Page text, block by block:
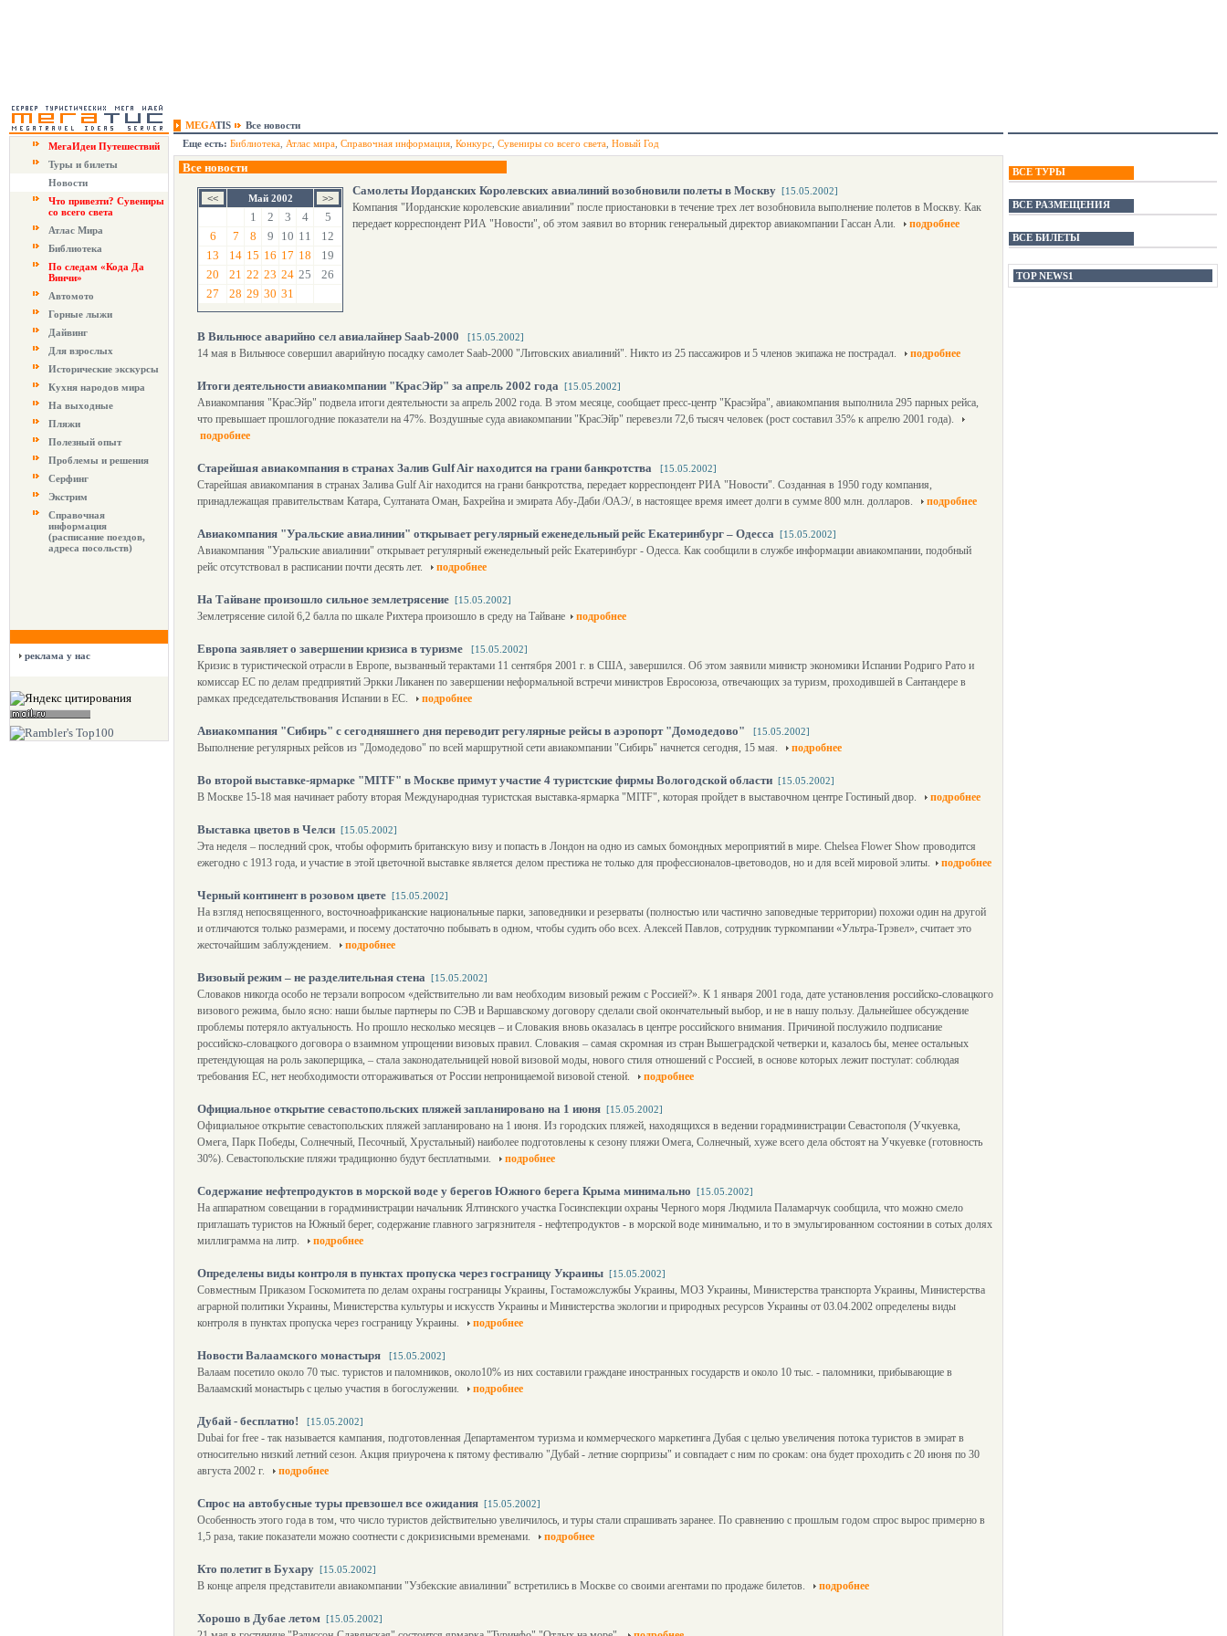
MEGATIS
Все новости
МегаИдеи Путешествий
Туры и билеты
Новости
Что привезти? Сувениры
со всего света
Атлас Мира
Библиотека
По следам «Кода Да
Винчи»
Автомото
Горные лыжи
Дайвинг
Для взрослых
Исторические экскурсы
Кухня народов мира
На выходные
Пляжи
Полезный опыт
Проблемы и решения
Серфинг
Экстрим
Справочная
информация
(расписание поездов,
адреса посольств)
реклама у нас
Еще есть: Библиотека Атлас мира Справочная информация Конкурс Сувениры со всего света Новый Год
Все новости
Май 2002
1 2 3 4
5
6
7 8 9 10 11
12
13
14 15 16 17 18
19
20
21 22 23 24 25
26
27
28 29 30 31
Самолеты Иорданских Королевских авиалиний возобновили полеты в Москву [15.05.2002]
Компания "Иорданские королевские авиалинии" после приостановки в течение трех лет возобновила выполнение полетов в Москву. Как
передает корреспондент РИА "Новости", об этом заявил во вторник генеральный директор авиакомпании Гассан Али.
подробнее
В Вильнюсе аварийно сел авиалайнер Saab-2000 [15.05.2002]
14 мая в Вильнюсе совершил аварийную посадку самолет Saab-2000 "Литовских авиалиний". Никто из 25 пассажиров и 5 членов экипажа не пострадал. подробнее
Итоги деятельности авиакомпании "КрасЭйр" за апрель 2002 года [15.05.2002]
Авиакомпания "КрасЭйр" подвела итоги деятельности за апрель 2002 года. В этом месяце, сообщает пресс-центр "Красэйра", авиакомпания выполнила 295 парных рейса,
что превышает прошлогодние показатели на 47%. Воздушные суда авиакомпании "КрасЭйр" перевезли 72,6 тысяч человек (рост составил 35% к апрелю 2001 года).
подробнее
Старейшая авиакомпания в странах Залив Gulf Air находится на грани банкротства [15.05.2002]
Старейшая авиакомпания в странах Залива Gulf Air находится на грани банкротства, передает корреспондент РИА "Новости". Созданная в 1950 году компания,
принадлежащая правительствам Катара, Султаната Оман, Бахрейна и эмирата Абу-Даби /ОАЭ/, в настоящее время имеет долги в сумме 800 млн. долларов.
подробнее
Авиакомпания "Уральские авиалинии" открывает регулярный еженедельный рейс Екатеринбург – Одесса [15.05.2002]
Авиакомпания "Уральские авиалинии" открывает регулярный еженедельный рейс Екатеринбург - Одесса. Как сообщили в службе информации авиакомпании, подобный
рейс отсутствовал в расписании почти десять лет.
подробнее
На Тайване произошло сильное землетрясение [15.05.2002]
Землетрясение силой 6,2 балла по шкале Рихтера произошло в среду на Тайване подробнее
Европа заявляет о завершении кризиса в туризме [15.05.2002]
Кризис в туристической отрасли в Европе, вызванный терактами 11 сентября 2001 г. в США, завершился. Об этом заявили министр экономики Испании Родриго Рато и
комиссар ЕС по делам предприятий Эркки Ликанен по завершении неформальной встречи министров Евросоюза, отвечающих за туризм, проходившей в Сантандере в
рамках председательствования Испании в ЕС.
подробнее
Авиакомпания "Сибирь" с сегодняшнего дня переводит регулярные рейсы в аэропорт "Домодедово" [15.05.2002]
Выполнение регулярных рейсов из "Домодедово" по всей маршрутной сети авиакомпании "Сибирь" начнется сегодня, 15 мая. подробнее
Во второй выставке-ярмарке "MITF" в Москве примут участие 4 туристские фирмы Вологодской области [15.05.2002]
В Москве 15-18 мая начинает работу вторая Международная туристская выставка-ярмарка "MITF", которая пройдет в выставочном центре Гостиный двор. подробнее
Выставка цветов в Челси [15.05.2002]
Эта неделя – последний срок, чтобы оформить британскую визу и попасть в Лондон на одно из самых бомондных мероприятий в мире. Chelsea Flower Show проводится
ежегодно с 1913 года, и участие в этой цветочной выставке является делом престижа не только для профессионалов-цветоводов, но и для всей мировой элиты.
подробнее
Черный континент в розовом цвете [15.05.2002]
На взгляд непосвященного, восточноафриканские национальные парки, заповедники и резерваты (полностью или частично заповедные территории) похожи один на другой
и отличаются только размерами, и посему достаточно побывать в одном, чтобы судить обо всех. Алексей Павлов, сотрудник туркомпании «Ультра-Трэвел», считает это
жесточайшим заблуждением.
подробнее
Визовый режим – не разделительная стена [15.05.2002]
Словаков никогда особо не терзали вопросом «действительно ли вам необходим визовый режим с Россией?». К 1 января 2001 года, дате установления российско-словацкого
визового режима, было ясно: наши былые партнеры по СЭВ и Варшавскому договору сделали свой окончательный выбор, и не в нашу пользу. Дальнейшее обсуждение
проблемы потеряло актуальность. Но прошло несколько месяцев – и Словакия вновь оказалась в центре российского внимания. Причиной послужило подписание
российско-словацкого договора о взаимном упрощении визовых правил. Словакия – самая скромная из стран Вышеградской четверки и, казалось бы, менее остальных
претендующая на роль закоперщика, – стала законодательницей новой визовой моды, нового стиля отношений с Россией, в основе которых лежит постулат: соблюдая
требования ЕС, нет необходимости отгораживаться от России непроницаемой визовой стеной.
подробнее
Официальное открытие севастопольских пляжей запланировано на 1 июня [15.05.2002]
Официальное открытие севастопольских пляжей запланировано на 1 июня. Из городских пляжей, находящихся в ведении горадминистрации Севастополя (Учкуевка,
Омега, Парк Победы, Солнечный, Песочный, Хрустальный) наиболее подготовлены к сезону пляжи Омега, Солнечный, хуже всего дела обстоят на Учкуевке (готовность
30%). Севастопольские пляжи традиционно будут бесплатными.
подробнее
Содержание нефтепродуктов в морской воде у берегов Южного берега Крыма минимально [15.05.2002]
На аппаратном совещании в горадминистрации начальник Ялтинского участка Госинспекции охраны Черного моря Людмила Паламарчук сообщила, что можно смело
приглашать туристов на Южный берег, содержание главного загрязнителя - нефтепродуктов - в морской воде минимально, и то в эмульгированном состоянии в сотых долях
миллиграмма на литр.
подробнее
Определены виды контроля в пунктах пропуска через госграницу Украины [15.05.2002]
Совместным Приказом Госкомитета по делам охраны госграницы Украины, Гостаможслужбы Украины, МОЗ Украины, Министерства транспорта Украины, Министерства
аграрной политики Украины, Министерства культуры и искусств Украины и Министерства экологии и природных ресурсов Украины от 03.04.2002 определены виды
контроля в пунктах пропуска через госграницу Украины.
подробнее
Новости Валаамского монастыря [15.05.2002]
Валаам посетило около 70 тыс. туристов и паломников, около10% из них составили граждане иностранных государств и около 10 тыс. - паломники, прибывающие в
Валаамский монастырь с целью участия в богослужении.
подробнее
Дубай - бесплатно! [15.05.2002]
Dubai for free - так называется кампания, подготовленная Департаментом туризма и коммерческого маркетинга Дубая с целью увеличения потока туристов в эмират в
относительно низкий летний сезон. Акция приурочена к пятому фестивалю "Дубай - летние сюрпризы" и совпадает с ним по срокам: она будет проходить с 20 июня по 30
августа 2002 г.
подробнее
Спрос на автобусные туры превзошел все ожидания [15.05.2002]
Особенность этого года в том, что число туристов действительно увеличилось, и туры стали спрашивать заранее. По сравнению с прошлым годом спрос вырос примерно в
1,5 раза, такие показатели можно соотнести с докризисными временами.
подробнее
Кто полетит в Бухару [15.05.2002]
В конце апреля представители авиакомпании "Узбекские авиалинии" встретились в Москве со своими агентами по продаже билетов. подробнее
Хорошо в Дубае летом [15.05.2002]
ВСЕ ТУРЫ
ВСЕ РАЗМЕЩЕНИЯ
ВСЕ БИЛЕТЫ
TOP NEWS1